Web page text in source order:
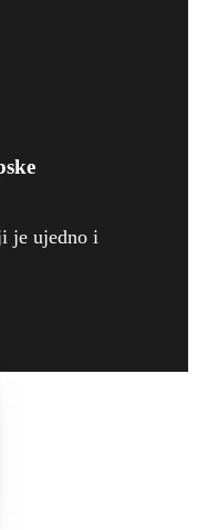
je ujedno i